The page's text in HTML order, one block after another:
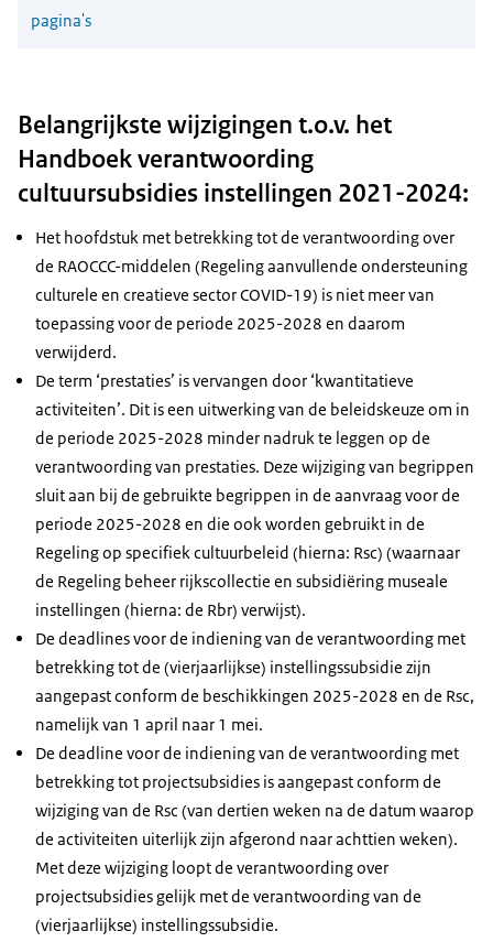
pagina's
Belangrijkste wijzigingen t.o.v. het
Handboek verantwoording
cultuursubsidies instellingen 2021-2024:
Het hoofdstuk met betrekking tot de verantwoording over
de RAOCCC-middelen (Regeling aanvullende ondersteuning
culturele en creatieve sector COVID-19) is niet meer van
toepassing voor de periode 2025-2028 en daarom
verwijderd.
De term ‘prestaties’ is vervangen door ‘kwantitatieve
activiteiten’. Dit is een uitwerking van de beleidskeuze om in
de periode 2025-2028 minder nadruk te leggen op de
verantwoording van prestaties. Deze wijziging van begrippen
sluit aan bij de gebruikte begrippen in de aanvraag voor de
periode 2025-2028 en die ook worden gebruikt in de
Regeling op specifiek cultuurbeleid (hierna: Rsc) (waarnaar
de Regeling beheer rijkscollectie en subsidiëring museale
instellingen (hierna: de Rbr) verwijst).
De deadlines voor de indiening van de verantwoording met
betrekking tot de (vierjaarlijkse) instellingssubsidie zijn
aangepast conform de beschikkingen 2025-2028 en de Rsc,
namelijk van 1 april naar 1 mei.
De deadline voor de indiening van de verantwoording met
betrekking tot projectsubsidies is aangepast conform de
wijziging van de Rsc (van dertien weken na de datum waarop
de activiteiten uiterlijk zijn afgerond naar achttien weken).
Met deze wijziging loopt de verantwoording over
projectsubsidies gelijk met de verantwoording van de
(vierjaarlijkse) instellingssubsidie.